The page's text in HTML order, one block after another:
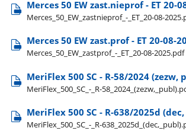
Merces 50 EW zast.nieprof - ET 20-
Merces​_50​_EW​_zastnieprof​_-​_ET​_20-08-
Merces 50 EW zast.prof - ET 20-08-
Merces​_50​_EW​_zastprof​_-​_ET​_20-08-2025.pdf
MeriFlex 500 SC - R-58/2024 (zezw,
MeriFlex​_500​_SC​_-​_R-
MeriFlex 500 SC - R-638/2025d
MeriFlex​_500​_SC​_-​_R-